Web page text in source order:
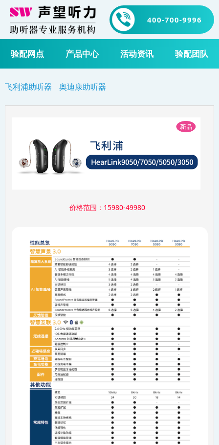
400-700-9996
验配网点 产品中心 活动资讯 验配团队
飞利浦助听器 奥迪康助听器
价格范围：15980-49980